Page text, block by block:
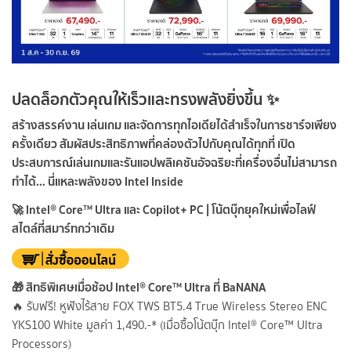
ปลดล็อกตัวคุณให้เร็วและทรงพลังยิ่งขึ้น ✨
สร้างสรรค์งาน เล่นเกม และจัดการทุกไอเดียได้สำเร็จในการชาร์จเพียง
ครั้งเดียว สัมผัสประสิทธิภาพที่คล่องตัวไปกับคุณได้ทุกที่ เปิด
ประสบการณ์เล่นเกมและรันแอปพลิเคชันอัจฉริยะที่เครื่องอื่นไม่สามารถ
ทำได้… นี่แหละพลังของ Intel Inside
🚀 Intel® Core™ Ultra และ Copilot+ PC | โน้ตบุ๊กยุคใหม่เพื่อไลฟ์
สไตล์ที่สมาร์ทกว่าเดิม
🎁 สิทธิพิเศษเมื่อช้อป Intel® Core™ Ultra ที่ BaNANA
🔥 รับฟรี! หูฟังไร้สาย FOX TWS BT5.4 True Wireless Stereo ENC
YKS100 White มูลค่า 1,490.-* (เมื่อซื้อโน้ตบุ๊ก Intel® Core™ Ultra
Processors)